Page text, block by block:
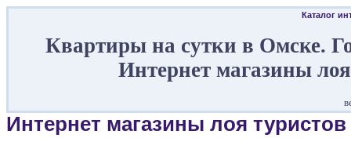
Каталог
Квартиры на сутки в Омске.
Интернет магазины
Интернет магазины лоя